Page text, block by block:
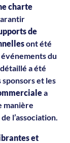
charte
de
ont été
du
a été
sponsors et les
a
manière
de l’association.
et